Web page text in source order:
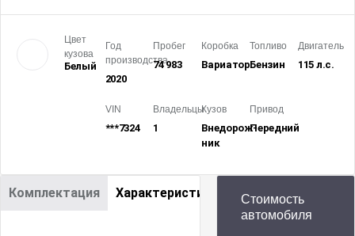
Цвет
кузова
Белый
Год
производства
2020
Пробег
74 983
Коробка
Вариатор
Топливо
Бензин
Двигатель
115 л.с.
VIN
***7324
Владельцы
1
Кузов
Внедорож­
ник
Привод
Передний
Комплектация Характеристики
Стоимость
автомобиля